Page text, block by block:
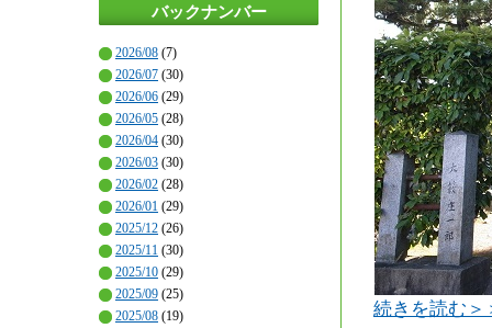
バックナンバー
2026/08 (7)
2026/07 (30)
2026/06 (29)
2026/05 (28)
2026/04 (30)
2026/03 (30)
2026/02 (28)
2026/01 (29)
2025/12 (26)
2025/11 (30)
2025/10 (29)
2025/09 (25)
2025/08 (19)
続きを読む＞